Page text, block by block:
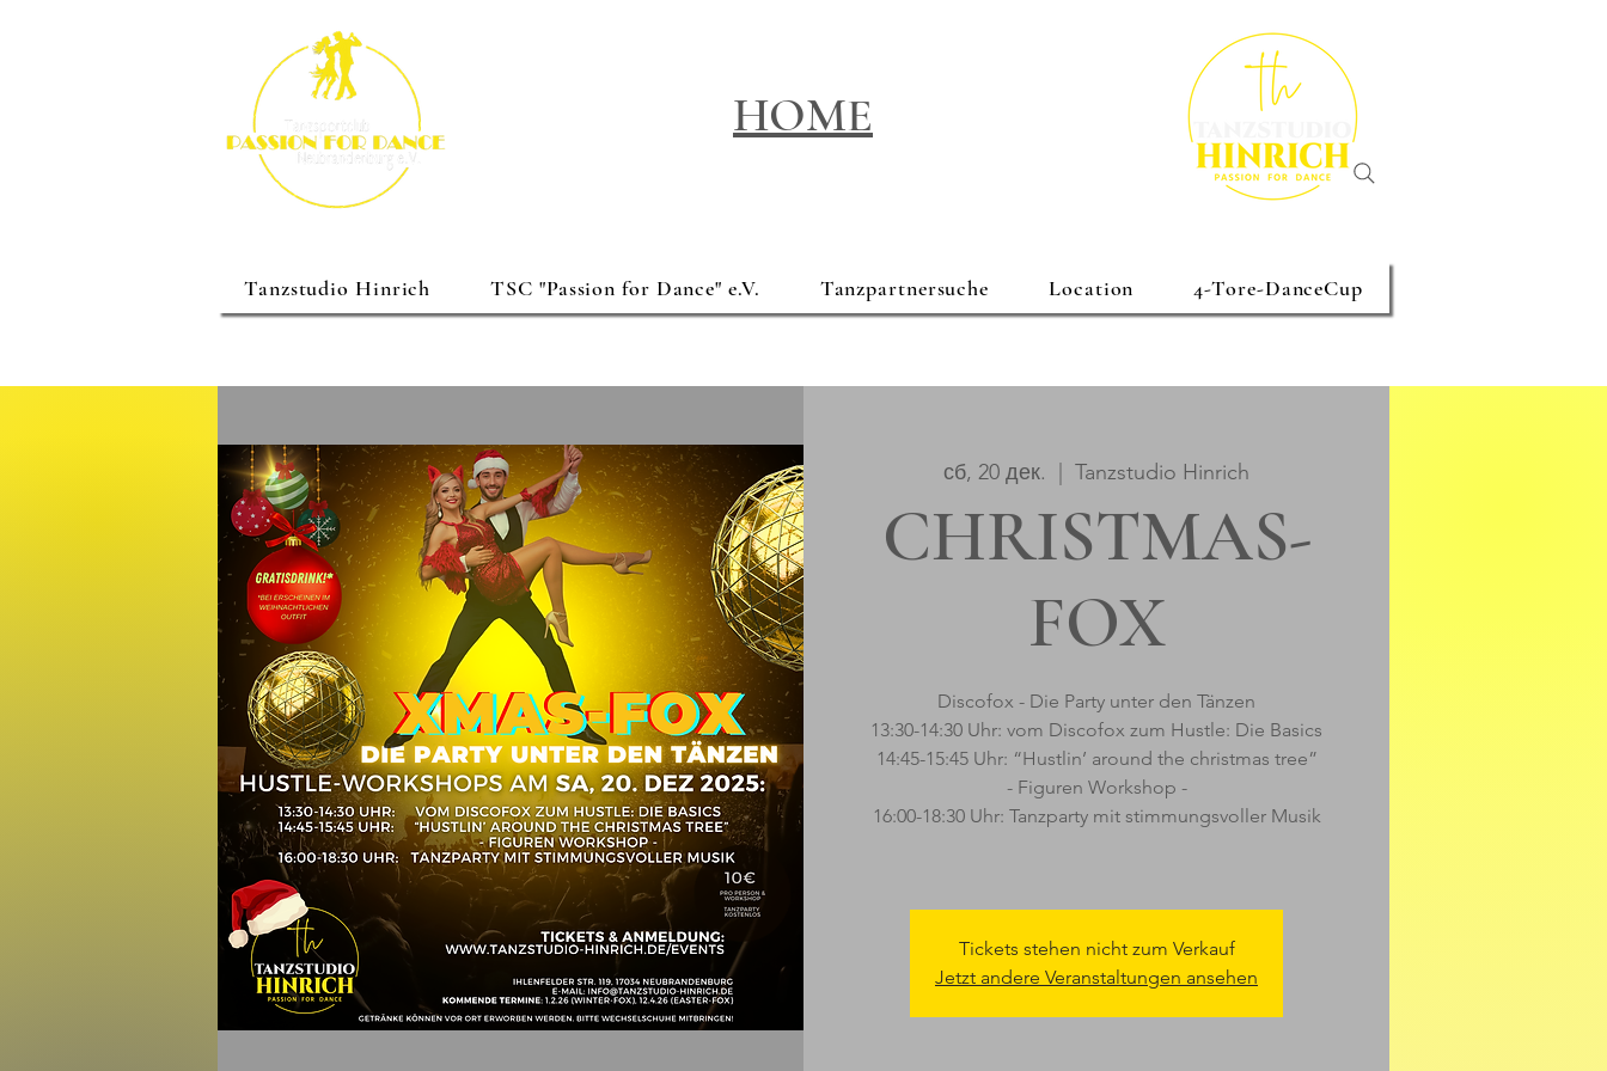
HOME
Tanzstudio Hinrich TSC "Passion for Dance" e.V. Tanzpartnersuche Location 4-Tore-DanceCup
сб, 20 дек. Tanzstudio Hinrich
CHRISTMAS-
FOX
Discofox - Die Party unter den Tänzen
13:30-14:30 Uhr: vom Discofox zum Hustle: Die Basics
14:45-15:45 Uhr: “Hustlin’ around the christmas tree”
- Figuren Workshop -
16:00-18:30 Uhr: Tanzparty mit stimmungsvoller Musik
Tickets stehen nicht zum Verkauf
Jetzt andere Veranstaltungen ansehen